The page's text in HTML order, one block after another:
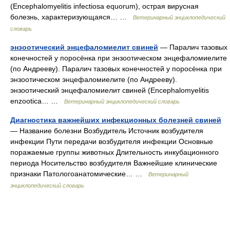
(Encephalomyelitis infectiosa equorum), острая вирусная
болезнь, характеризующаяся… …
Ветеринарный энциклопедический
словарь
энзоотический энцефаломиелит свиней — Паралич тазовых
конечностей у поросёнка при энзоотическом энцефаломиелите
(по Андрееву). Паралич тазовых конечностей у поросёнка при
энзоотическом энцефаломиелите (по Андрееву).
энзоотический энцефаломиелит свиней (Encephalomyelitis
enzootica… …
Ветеринарный энциклопедический словарь
Диагностика важнейших инфекционных болезней свиней
— Название болезни Возбудитель Источник возбудителя
инфекции Пути передачи возбудителя инфекции Основные
поражаемые группы животных Длительность инкубационного
периода Носительство возбудителя Важнейшие клинические
признаки Патологоанатомические… …
Ветеринарный
энциклопедический словарь